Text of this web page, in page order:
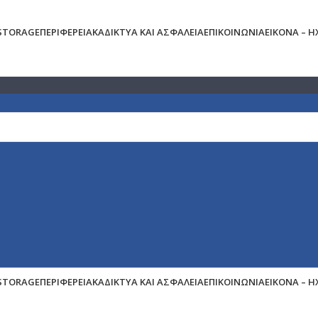
ΠΕΡΙΦΕΡΕΙΑΚΆΔΊΚΤΥΑ ΚΑΙ ΑΣΦΆΛΕΙΑΕΠΙΚΟΙΝΩΝΊΑΕΙΚΌΝΑ –
ΠΕΡΙΦΕΡΕΙΑΚΆΔΊΚΤΥΑ ΚΑΙ ΑΣΦΆΛΕΙΑΕΠΙΚΟΙΝΩΝΊΑΕΙΚΌΝΑ –